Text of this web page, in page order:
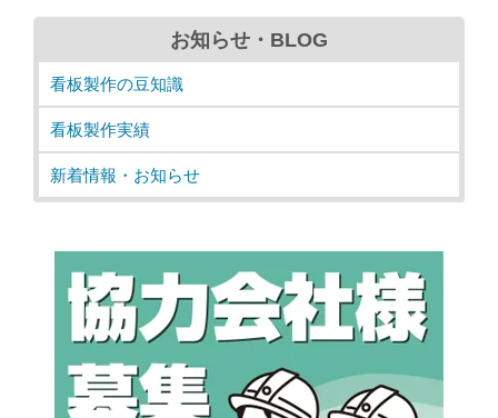
お知らせ・BLOG
看板製作の豆知識
看板製作実績
新着情報・お知らせ